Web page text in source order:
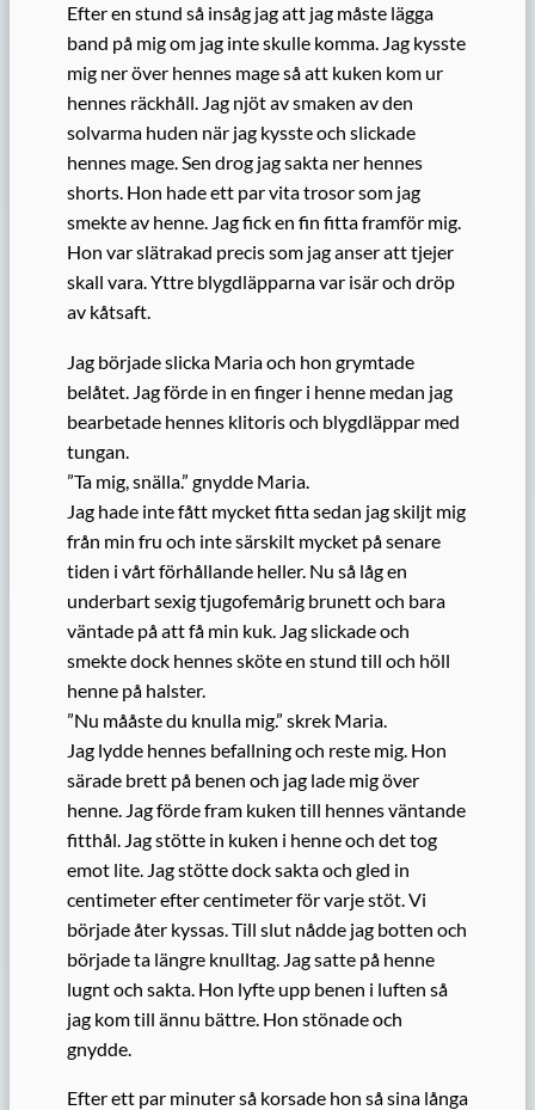
Efter en stund så insåg jag att jag måste lägga
band på mig om jag inte skulle komma. Jag kysste
mig ner över hennes mage så att kuken kom ur
hennes räckhåll. Jag njöt av smaken av den
solvarma huden när jag kysste och slickade
hennes mage. Sen drog jag sakta ner hennes
shorts. Hon hade ett par vita trosor som jag
smekte av henne. Jag fick en fin fitta framför mig.
Hon var slätrakad precis som jag anser att tjejer
skall vara. Yttre blygdläpparna var isär och dröp
av kåtsaft.
Jag började slicka Maria och hon grymtade
belåtet. Jag förde in en finger i henne medan jag
bearbetade hennes klitoris och blygdläppar med
tungan.
”Ta mig, snälla.” gnydde Maria.
Jag hade inte fått mycket fitta sedan jag skiljt mig
från min fru och inte särskilt mycket på senare
tiden i vårt förhållande heller. Nu så låg en
underbart sexig tjugofemårig brunett och bara
väntade på att få min kuk. Jag slickade och
smekte dock hennes sköte en stund till och höll
henne på halster.
”Nu mååste du knulla mig.” skrek Maria.
Jag lydde hennes befallning och reste mig. Hon
särade brett på benen och jag lade mig över
henne. Jag förde fram kuken till hennes väntande
fitthål. Jag stötte in kuken i henne och det tog
emot lite. Jag stötte dock sakta och gled in
centimeter efter centimeter för varje stöt. Vi
började åter kyssas. Till slut nådde jag botten och
började ta längre knulltag. Jag satte på henne
lugnt och sakta. Hon lyfte upp benen i luften så
jag kom till ännu bättre. Hon stönade och
gnydde.
Efter ett par minuter så korsade hon så sina långa